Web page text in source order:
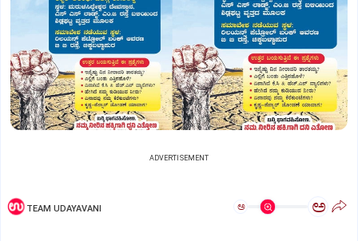
ADVERTISEMENT
TEAM UDAYAVANI ಅ ಅ